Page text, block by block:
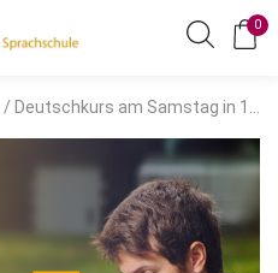
0
/ Deutschkurs am Samstag in 12 Wochen